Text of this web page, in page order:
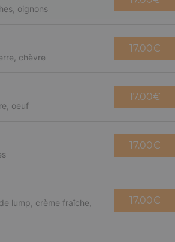
oignons
chèvre
17.00€
oeuf
17.00€
17.00€
lump, crème fraîche,
17.00€